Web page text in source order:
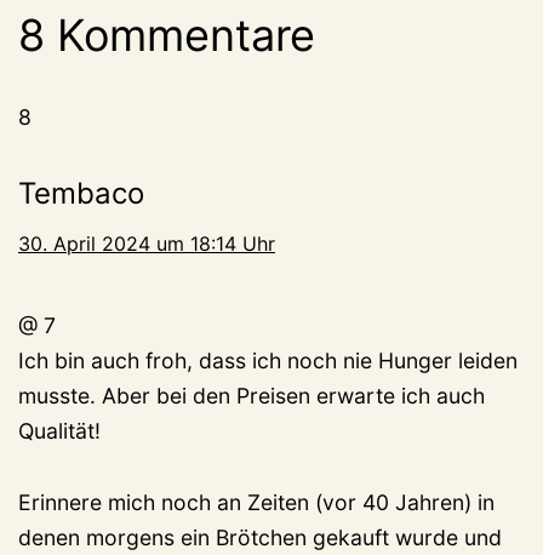
8 Kommentare
8
Tembaco
30. April 2024 um 18:14 Uhr
@ 7
Ich bin auch froh, dass ich noch nie Hunger leiden
musste. Aber bei den Preisen erwarte ich auch
Qualität!
Erinnere mich noch an Zeiten (vor 40 Jahren) in
denen morgens ein Brötchen gekauft wurde und